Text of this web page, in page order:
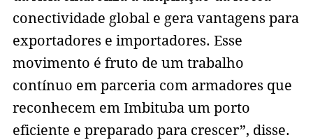
conectividade global e gera vantagens para
exportadores e importadores. Esse
movimento é fruto de um trabalho
contínuo em parceria com armadores que
reconhecem em Imbituba um porto
eficiente e preparado para crescer”, disse.